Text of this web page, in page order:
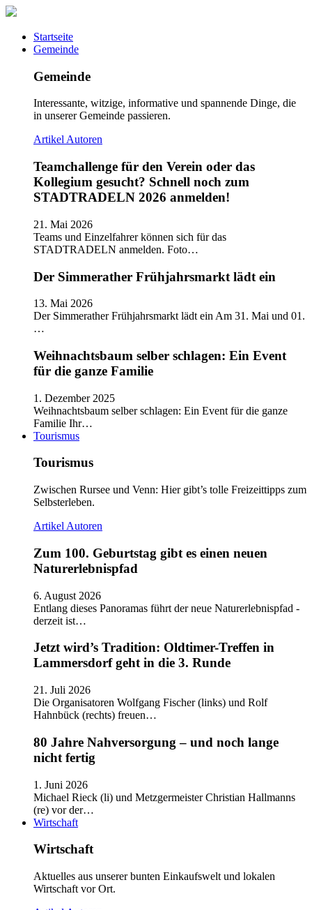
Startseite
Gemeinde
Gemeinde
Interessante, witzige, informative und spannende Dinge, die
in unserer Gemeinde passieren.
ArtikelAutoren
Teamchallenge für den Verein oder das
Kollegium gesucht? Schnell noch zum
STADTRADELN 2026 anmelden!
21. Mai 2026
Teams und Einzelfahrer können sich für das
STADTRADELN anmelden. Foto…
Der Simmerather Frühjahrsmarkt lädt ein
13. Mai 2026
Der Simmerather Frühjahrsmarkt lädt ein Am 31. Mai und 01.
…
Weihnachtsbaum selber schlagen: Ein Event
für die ganze Familie
1. Dezember 2025
Weihnachtsbaum selber schlagen: Ein Event für die ganze
Familie Ihr…
Tourismus
Tourismus
Zwischen Rursee und Venn: Hier gibt’s tolle Freizeittipps zum
Selbsterleben.
Artikel Autoren
Zum 100. Geburtstag gibt es einen neuen
Naturerlebnispfad
6. August 2026
Entlang dieses Panoramas führt der neue Naturerlebnispfad -
derzeit ist…
Jetzt wird’s Tradition: Oldtimer-Treffen in
Lammersdorf geht in die 3. Runde
21. Juli 2026
Die Organisatoren Wolfgang Fischer (links) und Rolf
Hahnbück (rechts) freuen…
80 Jahre Nahversorgung – und noch lange
nicht fertig
1. Juni 2026
Michael Rieck (li) und Metzgermeister Christian Hallmanns
(re) vor der…
Wirtschaft
Wirtschaft
Aktuelles aus unserer bunten Einkaufswelt und lokalen
Wirtschaft vor Ort.